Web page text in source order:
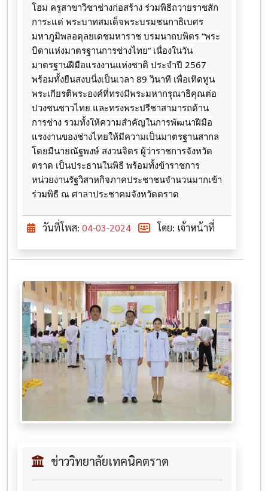
โฮม ครูสาขาวิชาช่างก่อสร้าง ร่วมพิธีถวายราชสัก
การะแด่ พระบาทสมเด็จพระบรมชนกาธิเบศร
มหาภูมิพลอดุลยเดชมหาราช บรมนาถบพิตร “พระ
บิดาแห่งมาตรฐานการช่างไทย” เนื่องในวัน
มาตรฐานฝีมือแรงงานแห่งชาติ ประจำปี 2567
พร้อมทั้งยืนสงบนิ่งเป็นเวลา 89 วินาที เพื่อเทิดทูน
พระเกียรติพระองค์ที่ทรงมีพระมหากรุณาธิคุณต่อ
ปวงชนชาวไทย และทรงพระปรีชาสามารถด้าน
การช่าง รวมทั้งให้ความสำคัญในการพัฒนาฝีมือ
แรงงานของช่างไทยให้มีความเป็นมาตรฐานสากล
โดยมีนายณัฐพงษ์ สงวนจิตร ผู้ว่าราชการจังหวัด
ตราด เป็นประธานในพิธี ​พร้อมทั้งข้าราชการ​
หน่วยงาน​รัฐ​วิสาหกิจภาคประชาชน​จำนวน​มากเข้า
ร่วมพิธี​ ณ​ ศาลา​ประชาคม​จังหวัด​ตราด
วันที่โพส: 04-03-2024 โดย: เจ้าหน้าที่
ข่าววิทยาลัยเทคนิคตราด